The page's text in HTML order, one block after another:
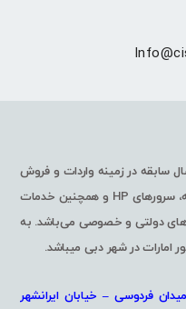
سابقه در زمینه واردات و فروش
تجهیزات شبکه، مانند سوئیچ و روتر شبکه، سرورهای HP و همچنین خدمات
های دولتی و خصوصی می‌باشد. به
امارات در شهر دبی میباشد.
فردوسی – خیابان ایرانشهر